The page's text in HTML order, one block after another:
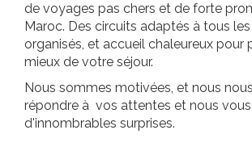
de voyages pas chers et de forte
Maroc. Des circuits adaptés à tous
organisés, et accueil chaleureux pour
mieux de votre séjour.
Nous sommes motivées, et nous
répondre à vos attentes et nous
d'innombrables surprises.